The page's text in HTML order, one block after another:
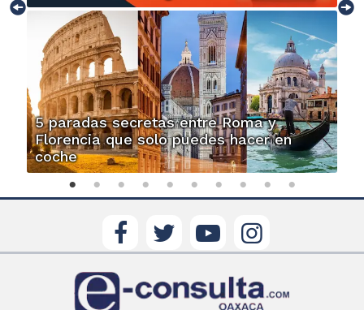
5 paradas secretas entre Roma y
Florencia que solo puedes hacer en
coche